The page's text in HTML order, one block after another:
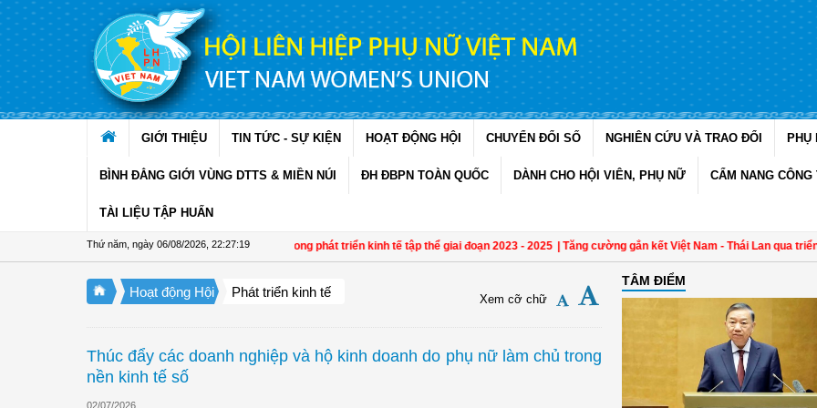
Truy cập nội dung luôn
GIỚI THIỆU TIN TỨC - SỰ KIỆN HOẠT ĐỘNG HỘI CHUYỂN ĐỔI SỐ NGHIÊN CỨU VÀ TRAO ĐỔI PHỤ
BÌNH ĐẲNG GIỚI VÙNG DTTS & MIỀN NÚI ĐH ĐBPN TOÀN QUỐC DÀNH CHO HỘI VIÊN, PHỤ NỮ CẨM NANG CÔNG
TÀI LIỆU TẬP HUẤN
Thứ năm, ngày 06/08/2026 22:27:20
Đề án 01: Dấu ấn phụ nữ trong phát triển kinh tế tập thể giai đoạn 2023 - 2025 | Tăng cường gắn kết Việt Nam - Thái Lan qua triển lãm
Hoạt động Hội Phát triển kinh tế Xem cỡ chữ
Thúc đẩy các doanh nghiệp và hộ kinh doanh do phụ nữ làm chủ trong
nền kinh tế số
02/07/2026
TÂM ĐIỂM